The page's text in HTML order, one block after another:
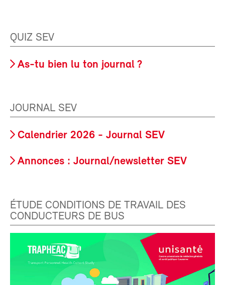
QUIZ SEV
As-tu bien lu ton journal ?
JOURNAL SEV
Calendrier 2026 - Journal SEV
Annonces : Journal/newsletter SEV
ÉTUDE CONDITIONS DE TRAVAIL DES
CONDUCTEURS DE BUS